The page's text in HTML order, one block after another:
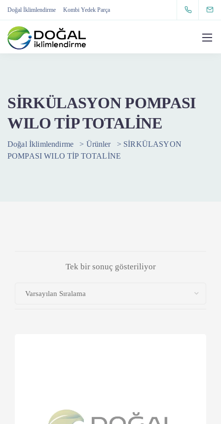
Doğal İklimlendirme Kombi Yedek Parça
SİRKÜLASYON POMPASI
WILO TİP TOTALİNE
Doğal İklimlendirme > Ürünler > SİRKÜLASYON
POMPASI WILO TİP TOTALİNE
Tek bir sonuç gösteriliyor